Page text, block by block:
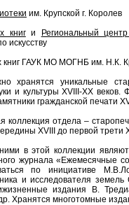
им. Крупской г. Королев
книги Региональный
искусству
книг ГАУК МО МОГНБ им. Н.К.
хранятся уникальные
и культуры XVIII-XX
гражданской печати
коллекция отдела –
XVIII до первой трети
в этой коллекции
журнала «Ежемесячные
по инициативе
и исследователя
издания В.
Хранятся многотомные